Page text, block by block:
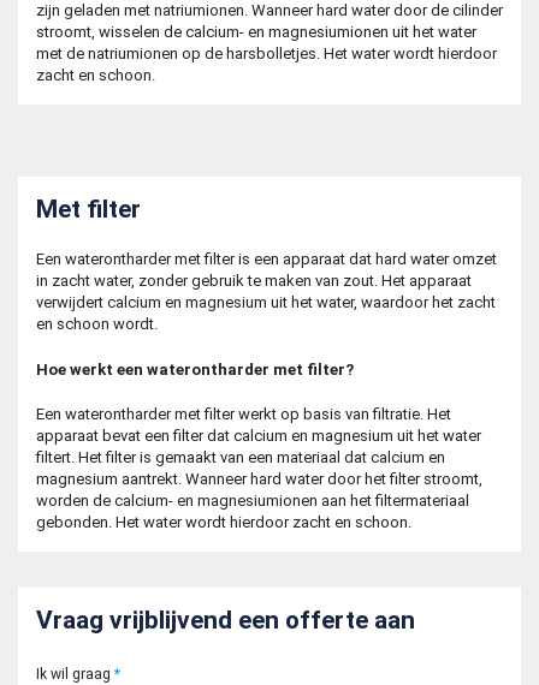
zijn geladen met natriumionen. Wanneer hard water door de cilinder
stroomt, wisselen de calcium- en magnesiumionen uit het water
met de natriumionen op de harsbolletjes. Het water wordt hierdoor
zacht en schoon.
Met filter
Een waterontharder met filter is een apparaat dat hard water omzet
in zacht water, zonder gebruik te maken van zout. Het apparaat
verwijdert calcium en magnesium uit het water, waardoor het zacht
en schoon wordt.
Hoe werkt een waterontharder met filter?
Een waterontharder met filter werkt op basis van filtratie. Het
apparaat bevat een filter dat calcium en magnesium uit het water
filtert. Het filter is gemaakt van een materiaal dat calcium en
magnesium aantrekt. Wanneer hard water door het filter stroomt,
worden de calcium- en magnesiumionen aan het filtermateriaal
gebonden. Het water wordt hierdoor zacht en schoon.
Vraag vrijblijvend een offerte aan
Ik wil graag